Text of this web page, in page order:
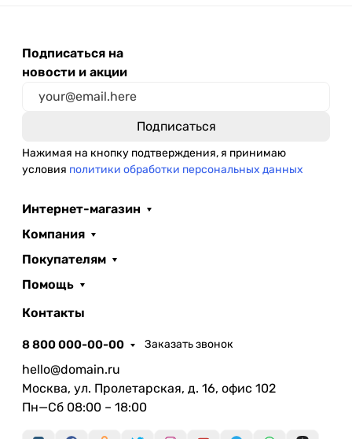
Подписаться на
новости и акции
Нажимая на кнопку подтверждения, я принимаю
условия политики обработки персональных данных
Интернет-магазин
Компания
Покупателям
Помощь
Контакты
8 800 000-00-00 Заказать звонок
hello@domain.ru
Москва, ул. Пролетарская, д. 16, офис 102
Пн—Сб 08:00 – 18:00